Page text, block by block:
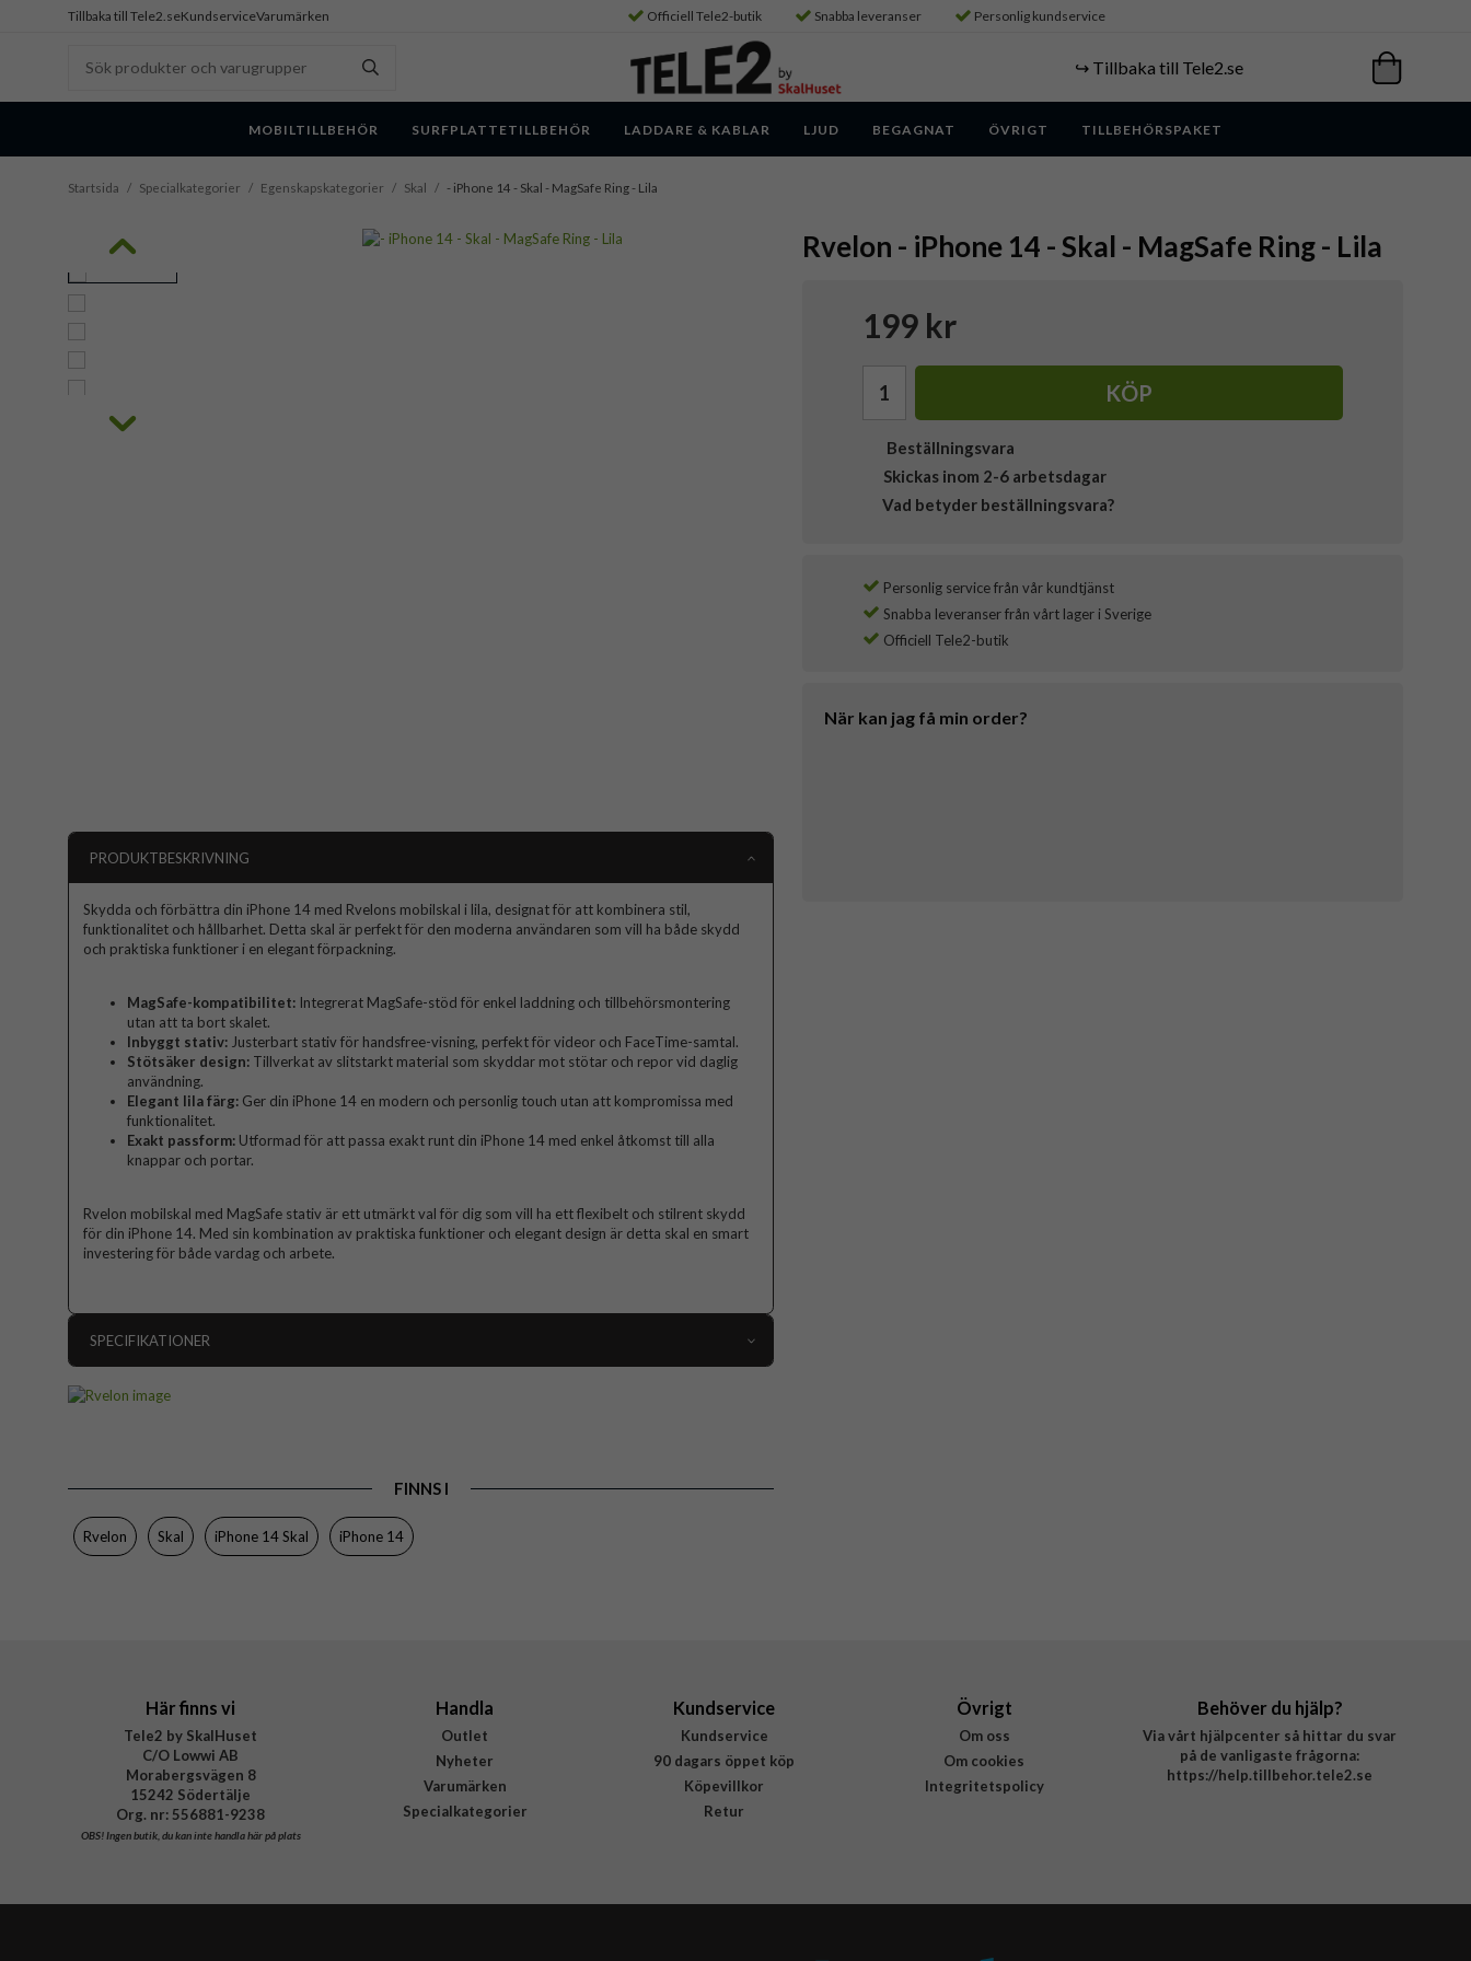
Tillbaka till Tele2.seKundserviceVarumärken Officiell Tele2-butik Snabba leveranser Personlig kundservice
↪️ Tillbaka till Tele2.se
MOBILTILLBEHÖR SURFPLATTETILLBEHÖR LADDARE & KABLAR LJUD BEGAGNAT ÖVRIGT TILLBEHÖRSPAKET
Startsida / Specialkategorier / Egenskapskategorier / Skal / - iPhone 14 - Skal - MagSafe Ring - Lila
Rvelon - iPhone 14 - Skal - MagSafe Ring - Lila
199 kr
KÖP
Beställningsvara
Skickas inom 2-6 arbetsdagar
Vad betyder beställningsvara?
Personlig service från vår kundtjänst
Snabba leveranser från vårt lager i Sverige
Officiell Tele2-butik
När kan jag få min order?
PRODUKTBESKRIVNING
Skydda och förbättra din iPhone 14 med Rvelons mobilskal i lila, designat för att kombinera stil,
funktionalitet och hållbarhet. Detta skal är perfekt för den moderna användaren som vill ha både skydd
och praktiska funktioner i en elegant förpackning.
MagSafe-kompatibilitet: Integrerat MagSafe-stöd för enkel laddning och tillbehörsmontering
utan att ta bort skalet.
Inbyggt stativ: Justerbart stativ för handsfree-visning, perfekt för videor och FaceTime-samtal.
Stötsäker design: Tillverkat av slitstarkt material som skyddar mot stötar och repor vid daglig
användning.
Elegant lila färg: Ger din iPhone 14 en modern och personlig touch utan att kompromissa med
funktionalitet.
Exakt passform: Utformad för att passa exakt runt din iPhone 14 med enkel åtkomst till alla
knappar och portar.
Rvelon mobilskal med MagSafe stativ är ett utmärkt val för dig som vill ha ett flexibelt och stilrent skydd
för din iPhone 14. Med sin kombination av praktiska funktioner och elegant design är detta skal en smart
investering för både vardag och arbete.
SPECIFIKATIONER
Egenskaper
MagSafe-kompatibel, Stativfunktion, Stöttålig
Färg
Material
FINNS I
Rvelon Skal iPhone 14 Skal iPhone 14
Här finns vi
Tele2 by SkalHuset
C/O Lowwi AB
Morabergsvägen 8
15242 Södertälje
Org. nr: 556881-9238
OBS!Ingen butik, du kan inte handla här på plats
Handla
Outlet
Nyheter
Varumärken
Specialkategorier
Kundservice
Kundservice
90 dagars öppet köp
Köpevillkor
Retur
Övrigt
Om oss
Om cookies
Integritetspolicy
Behöver du hjälp?
Via vårt hjälpcenter så hittar du svar
på de vanligaste frågorna:
https://help.tillbehor.tele2.se